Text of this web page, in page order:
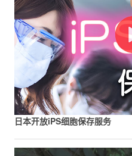
日本开放iPS细胞保存服务